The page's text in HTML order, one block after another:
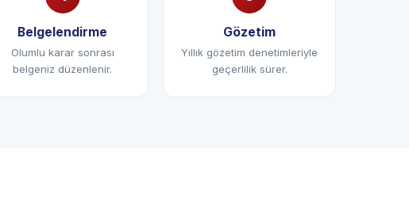
Belgelendirme
Olumlu karar sonrası
belgeniz düzenlenir.
Gözetim
Yıllık gözetim denetimleriyle
geçerlilik sürer.